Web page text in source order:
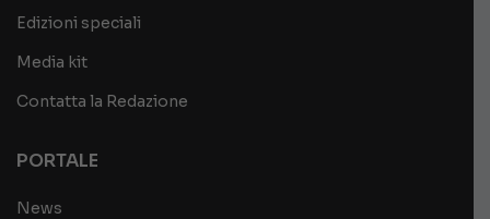
Edizioni speciali
Media kit
Contatta la Redazione
PORTALE
News